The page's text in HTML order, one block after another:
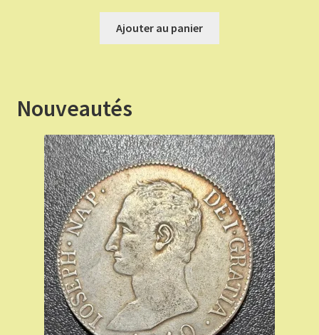
prix
initial
était :
prix
actuel
est :
Ajouter au panier
Nouveautés